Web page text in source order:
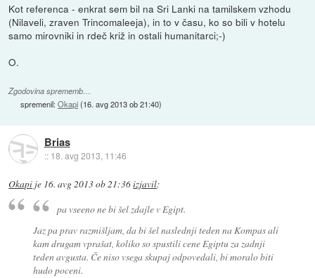
Kot referenca - enkrat sem bil na Sri Lanki na tamilskem vzhodu
(Nilaveli, zraven Trincomaleeja), in to v času, ko so bili v hotelu
samo mirovniki in rdeč križ in ostali humanitarci;-)
O.
Zgodovina sprememb…
spremenil:Okapi(16. avg 2013 ob 21:40)
Brias
:: 18. avg 2013, 11:46
Okapi je 16. avg 2013 ob 21:36izjavil:
pa vseeno ne bi šel zdajle v Egipt.
Jaz pa prav razmišljam, da bi šel naslednji teden na Kompas ali
kam drugam vprašat, koliko so spustili cene Egiptu za zadnji
teden avgusta. Če niso vsega skupaj odpovedali, bi moralo biti
hudo poceni.